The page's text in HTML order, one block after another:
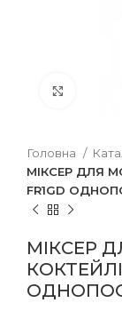
Головна
МІКСЕР ДЛЯ
FR1GD
МІКСЕР